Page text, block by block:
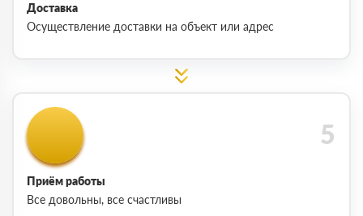
Доставка
Осуществление доставки на объект или адрес
Приём работы
Все довольны, все счастливы